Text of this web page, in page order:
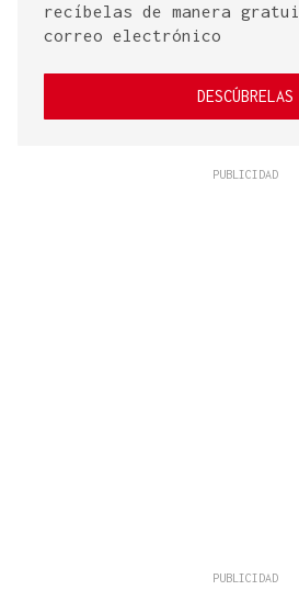
recíbelas de manera
correo electrónico
DESCÚBRELAS